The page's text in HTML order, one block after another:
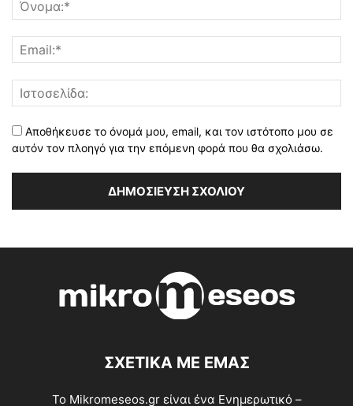
Αποθήκευσε το όνομά μου, email, και τον ιστότοπο μου σε
αυτόν τον πλοηγό για την επόμενη φορά που θα σχολιάσω.
ΣΧΕΤΙΚΑ ΜΕ ΕΜΑΣ
Το Mikromeseos.gr είναι ένα Ενημερωτικό –